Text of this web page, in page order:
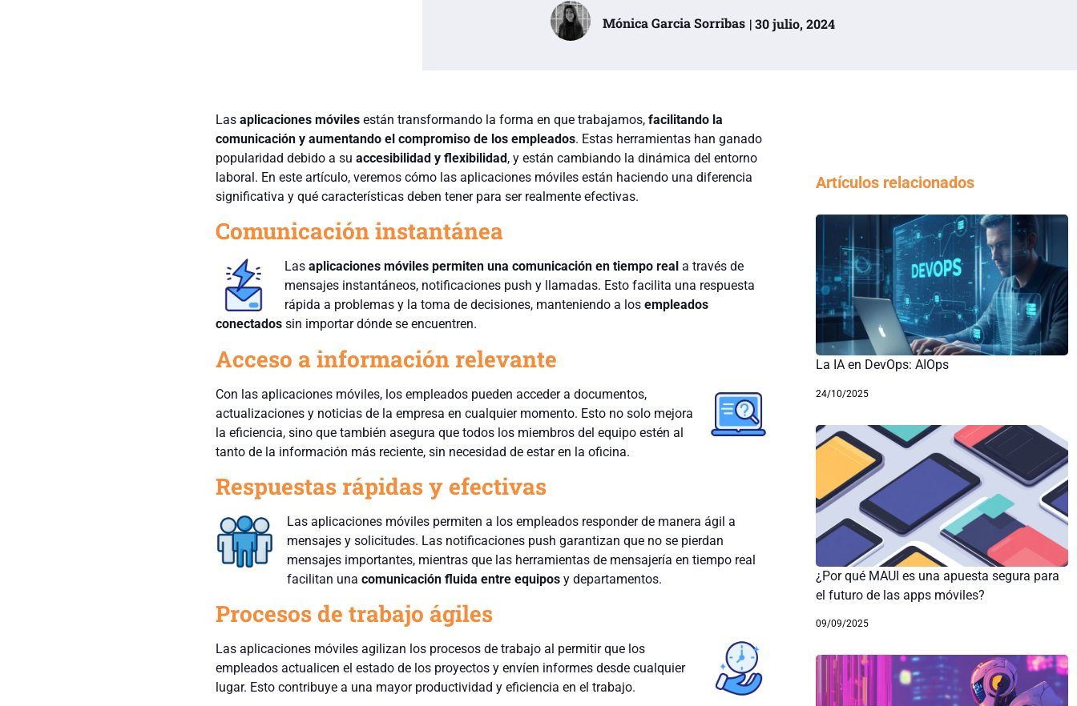
Mónica Garcia Sorribas | 30 julio, 2024
Las aplicaciones móvilesestán transformando la forma en que trabajamos, facilitando la
comunicación y aumentando el compromiso de los empleados. Estas herramientas han ganado
popularidad debido a su accesibilidad y flexibilidad, y están cambiando la dinámica del entorno
laboral. En este artículo, veremos cómo las aplicaciones móviles están haciendo una diferencia
significativa y qué características deben tener para ser realmente efectivas.
Comunicación instantánea
Las aplicaciones móviles permiten una comunicación en tiempo real a través de
mensajes instantáneos, notificaciones push y llamadas. Esto facilita una respuesta
rápida a problemas y la toma de decisiones, manteniendo a los empleados
conectadossin importar dónde se encuentren.
Acceso a información relevante
Con las aplicaciones móviles, los empleados pueden acceder a documentos,
actualizaciones y noticias de la empresa en cualquier momento. Esto no solo mejora
la eficiencia, sino que también asegura que todos los miembros del equipo estén al
tanto de la información más reciente, sin necesidad de estar en la oficina.
Respuestas rápidas y efectivas
Las aplicaciones móviles permiten a los empleados responder de manera ágil a
mensajes y solicitudes. Las notificaciones push garantizan que no se pierdan
mensajes importantes, mientras que las herramientas de mensajería en tiempo real
facilitan una comunicación fluida entre equiposy departamentos.
Procesos de trabajo ágiles
Las aplicaciones móviles agilizan los procesos de trabajo al permitir que los
empleados actualicen el estado de los proyectos y envíen informes desde cualquier
lugar. Esto contribuye a una mayor productividad y eficiencia en el trabajo.
Artículos relacionados
La IA en DevOps: AIOps
24/10/2025
¿Por qué MAUI es una apuesta segura para
el futuro de las apps móviles?
09/09/2025